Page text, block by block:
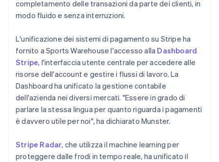
completamento delle transazioni da parte dei clienti, in
modo fluido e senza interruzioni.
L'unificazione dei sistemi di pagamento su Stripe ha
fornito a Sports Warehouse l'accesso alla Dashboard
Stripe, l'interfaccia utente centrale per accedere alle
risorse dell'account e gestire i flussi di lavoro. La
Dashboard ha unificato la gestione contabile
dell'azienda nei diversi mercati. "Essere in grado di
parlare la stessa lingua per quanto riguarda i pagamenti
è davvero utile per noi", ha dichiarato Munster.
Stripe Radar, che utilizza il machine learning per
proteggere dalle frodi in tempo reale, ha unificato il